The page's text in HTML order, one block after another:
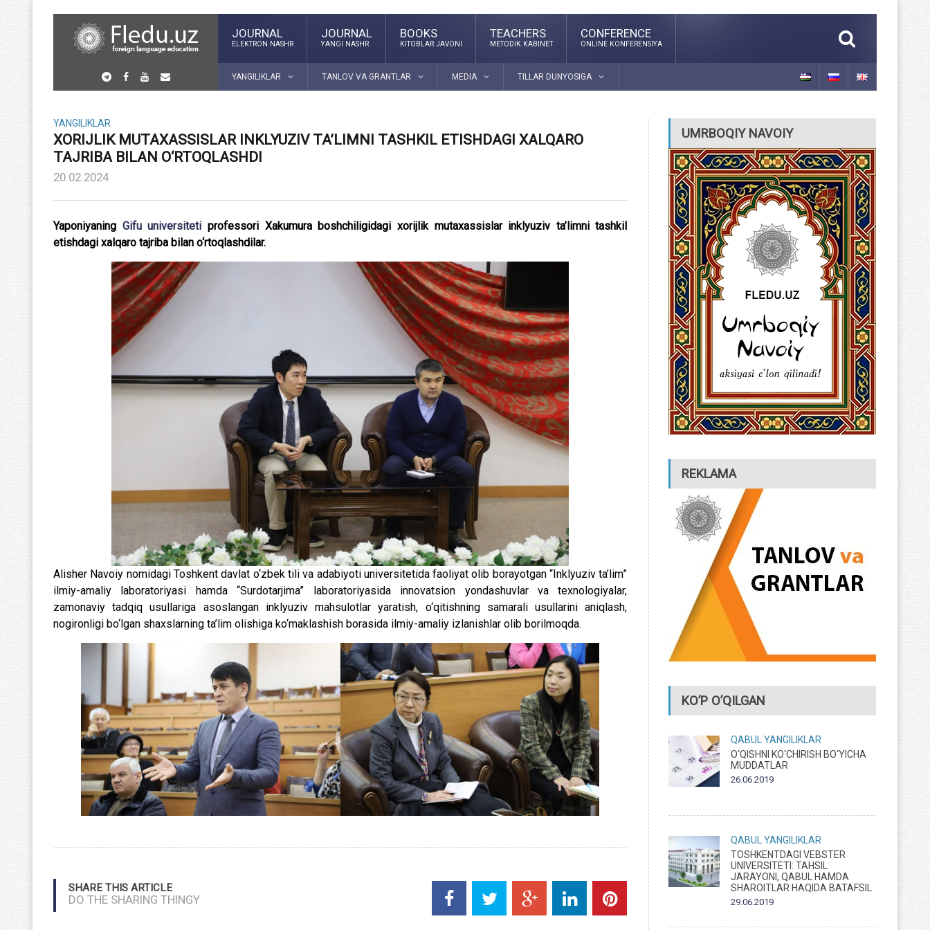
JOURNAL
ELEKTRON NASHR
JOURNAL
YANGI NASHR
BOOKS
KITOBLAR JAVONI
TEACHERS
METODIK KABINET
CONFERENCE
ONLINE KONFERENSIYA
YANGILIKLAR TANLOV VA GRANTLAR MEDIA TILLAR DUNYOSIGA
YANGILIKLAR
XORIJLIK MUTAXASSISLAR INKLYUZIV TA’LIMNI TASHKIL ETISHDAGI XALQARO
TAJRIBA BILAN O‘RTOQLASHDI
20.02.2024
Yaponiyaning Gifu universiteti professori Xakumura boshchiligidagi xorijlik mutaxassislar inklyuziv ta’limni tashkil
etishdagi xalqaro tajriba bilan o‘rtoqlashdilar.
Alisher Navoiy nomidagi Toshkent davlat o‘zbek tili va adabiyoti universitetida faoliyat olib borayotgan “Inklyuziv ta’lim”
ilmiy-amaliy laboratoriyasi hamda “Surdotarjima” laboratoriyasida innovatsion yondashuvlar va texnologiyalar,
zamonaviy tadqiq usullariga asoslangan inklyuziv mahsulotlar yaratish, o‘qitishning samarali usullarini aniqlash,
nogironligi bo‘lgan shaxslarning ta’lim olishiga ko‘maklashish borasida ilmiy-amaliy izlanishlar olib borilmoqda.
SHARE THIS ARTICLE
DO THE SHARING THINGY
UMRBOQIY NAVOIY
REKLAMA
KO’P O’QILGAN
QABUL
YANGILIKLAR
O‘QISHNI KO‘CHIRISH BO‘YICHA
MUDDATLAR
26.06.2019
QABUL
YANGILIKLAR
TOSHKENTDAGI VEBSTER
UNIVERSITETI: TAHSIL
JARAYONI, QABUL HAMDA
SHAROITLAR HAQIDA BATAFSIL
29.06.2019